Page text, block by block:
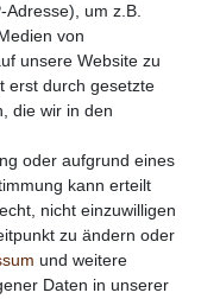
Kombination mit
um z.B.
von
unsere Website zu
erst durch gesetzte
die wir in den
oder aufgrund eines
kann erteilt
nicht einzuwilligen
zu ändern oder
und weitere
Daten in unserer